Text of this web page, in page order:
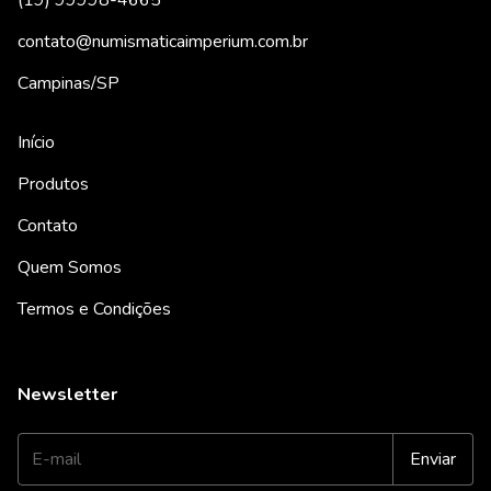
contato@numismaticaimperium.com.br
Campinas/SP
Início
Produtos
Contato
Quem Somos
Termos e Condições
Newsletter